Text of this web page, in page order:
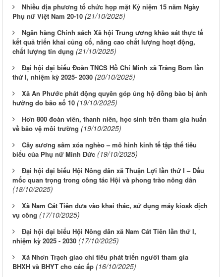
Nhiều địa phương tổ chức họp mặt Kỷ niệm 15 năm Ngày
Phụ nữ Việt Nam 20-10 (21/10/2025)
Ngân hàng Chính sách Xã hội Trung ương khảo sát thực tế
kết quả triển khai củng cố, nâng cao chất lượng hoạt động,
chất lượng tín dụng (21/10/2025)
Đại hội đại biểu Đoàn TNCS Hồ Chí Minh xã Trảng Bom lần
thứ I, nhiệm kỳ 2025- 2030 (20/10/2025)
Xã An Phước phát động quyên góp ủng hộ đồng bào bị ảnh
hưởng do bão số 10 (19/10/2025)
Hơn 800 đoàn viên, thanh niên, học sinh trên tham gia huấn
về bảo vệ môi trường (19/10/2025)
Cây sương sâm xóa nghèo – mô hình kinh tế tập thể tiêu
biểu của Phụ nữ Minh Đức (19/10/2025)
Đại hội đại biểu Hội Nông dân xã Thuận Lợi lần thứ I – Dấu
mốc quan trọng trong công tác Hội và phong trào nông dân
(18/10/2025)
Xã Nam Cát Tiên đưa vào khai thác, sử dụng máy kiosk dịch
vụ công (17/10/2025)
Đại hội đại biểu Hội Nông dân xã Nam Cát Tiên lần thứ I,
nhiệm kỳ 2025 - 2030 (17/10/2025)
Xã Nhơn Trạch giao chỉ tiêu phát triển người tham gia
BHXH và BHYT cho các ấp (16/10/2025)